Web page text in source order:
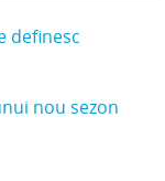
definesc
nou sezon